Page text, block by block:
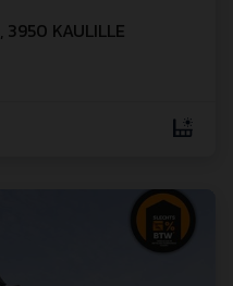
, 3950 KAULILLE